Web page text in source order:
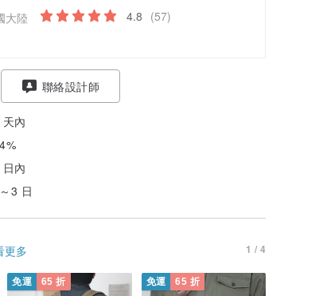
大陸 4.8 (57)
聯絡設計師
天內
日內
3 日
更多 1 / 4
免運 65 折 免運 65 折